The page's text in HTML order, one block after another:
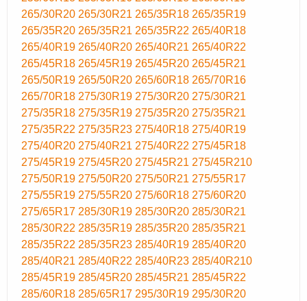
265/30R20 265/30R21 265/35R18 265/35R19
265/35R20 265/35R21 265/35R22 265/40R18
265/40R19 265/40R20 265/40R21 265/40R22
265/45R18 265/45R19 265/45R20 265/45R21
265/50R19 265/50R20 265/60R18 265/70R16
265/70R18 275/30R19 275/30R20 275/30R21
275/35R18 275/35R19 275/35R20 275/35R21
275/35R22 275/35R23 275/40R18 275/40R19
275/40R20 275/40R21 275/40R22 275/45R18
275/45R19 275/45R20 275/45R21 275/45R210
275/50R19 275/50R20 275/50R21 275/55R17
275/55R19 275/55R20 275/60R18 275/60R20
275/65R17 285/30R19 285/30R20 285/30R21
285/30R22 285/35R19 285/35R20 285/35R21
285/35R22 285/35R23 285/40R19 285/40R20
285/40R21 285/40R22 285/40R23 285/40R210
285/45R19 285/45R20 285/45R21 285/45R22
285/60R18 285/65R17 295/30R19 295/30R20